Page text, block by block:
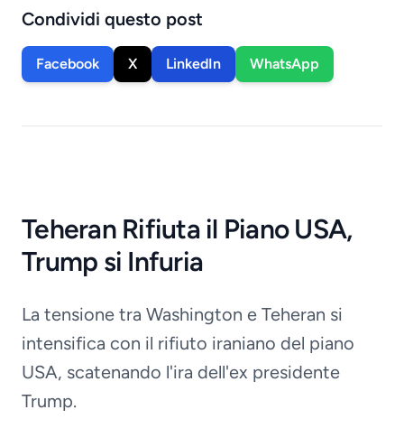
Condividi questo post
Facebook X LinkedIn WhatsApp
Teheran Rifiuta il Piano USA,
Trump si Infuria
La tensione tra Washington e Teheran si
intensifica con il rifiuto iraniano del piano
USA, scatenando l'ira dell'ex presidente
Trump.